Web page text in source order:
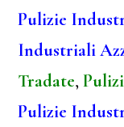
Pulizie
Industriali
Tradate,
Pulizie